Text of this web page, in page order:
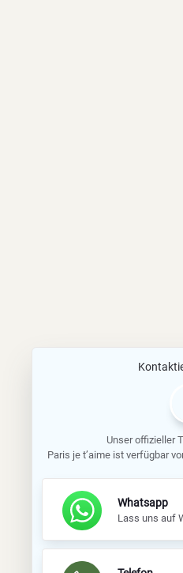
Unser offizieller
Paris je t’aime ist verfügbar
Whatsapp
Lass uns auf